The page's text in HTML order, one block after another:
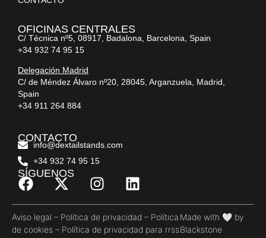
OFICINAS CENTRALES
C/ Técnica nº5, 08917, Badalona, Barcelona, Spain
+34 932 74 95 15
Delegación Madrid
C/ de Méndez Álvaro nº20, 28045, Arganzuela, Madrid,
Spain
+34 911 264 884
CONTACTO
info@dextailstands.com
+34 932 74 95 15
SÍGUENOS
Aviso legal – Política de privacidad – Política
de cookies – Política de privacidad para rrss
Made with 🤍 by
Blackstone